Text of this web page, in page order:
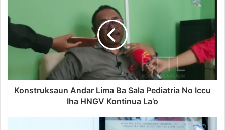
Konstruksaun Andar Lima Ba Sala Pediatria No Iccu
Iha HNGV Kontinua La’o